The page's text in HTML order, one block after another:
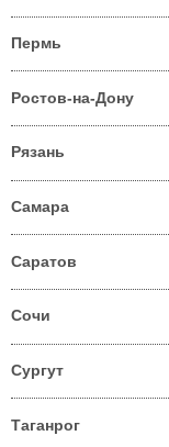
Пермь
Ростов-на-Дону
Рязань
Самара
Саратов
Сочи
Сургут
Таганрог